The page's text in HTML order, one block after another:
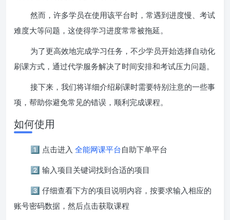
然而，许多学员在使用该平台时，常遇到进度慢、考试
难度大等问题，这使得学习进度常常被拖延。
为了更高效地完成学习任务，不少学员开始选择自动化
刷课方式，通过代学服务解决了时间安排和考试压力问题。
接下来，我们将详细介绍刷课时需要特别注意的一些事
项，帮助你避免常见的错误，顺利完成课程。
如何使用
1️⃣ 点击进入 全能网课平台自助下单平台
2️⃣ 输入项目关键词找到合适的项目
3️⃣ 仔细查看下方的项目说明内容，按要求输入相应的
账号密码数据，然后点击获取课程